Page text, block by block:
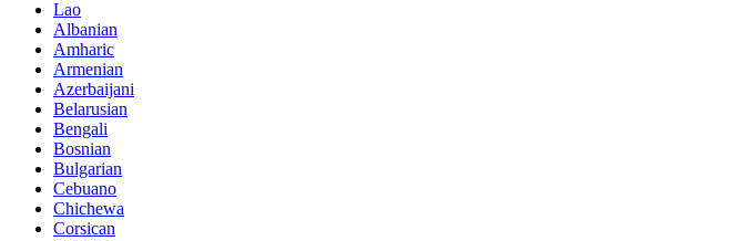
Lao
Albanian
Amharic
Armenian
Azerbaijani
Belarusian
Bengali
Bosnian
Bulgarian
Cebuano
Chichewa
Corsican